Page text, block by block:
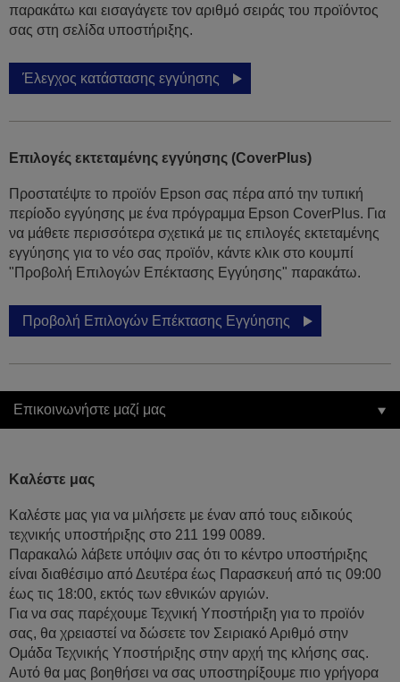
παρακάτω και εισαγάγετε τον αριθμό σειράς του προϊόντος
σας στη σελίδα υποστήριξης.
Έλεγχος κατάστασης εγγύησης
Επιλογές εκτεταμένης εγγύησης (CoverPlus)
Προστατέψτε το προϊόν Epson σας πέρα από την τυπική
περίοδο εγγύησης με ένα πρόγραμμα Epson CoverPlus. Για
να μάθετε περισσότερα σχετικά με τις επιλογές εκτεταμένης
εγγύησης για το νέο σας προϊόν, κάντε κλικ στο κουμπί
"Προβολή Επιλογών Επέκτασης Εγγύησης" παρακάτω.
Προβολή Επιλογών Επέκτασης Εγγύησης
Επικοινωνήστε μαζί μας
Καλέστε μας
Καλέστε μας για να μιλήσετε με έναν από τους ειδικούς
τεχνικής υποστήριξης στο 211 199 0089.
Παρακαλώ λάβετε υπόψιν σας ότι το κέντρο υποστήριξης
είναι διαθέσιμο από Δευτέρα έως Παρασκευή από τις 09:00
έως τις 18:00, εκτός των εθνικών αργιών.
Για να σας παρέχουμε Τεχνική Υποστήριξη για το προϊόν
σας, θα χρειαστεί να δώσετε τον Σειριακό Αριθμό στην
Ομάδα Τεχνικής Υποστήριξης στην αρχή της κλήσης σας.
Αυτό θα μας βοηθήσει να σας υποστηρίξουμε πιο γρήγορα